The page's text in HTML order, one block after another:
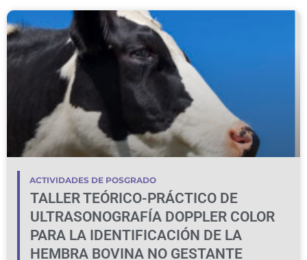
ACTIVIDADES DE POSGRADO
TALLER TEÓRICO-PRÁCTICO DE
ULTRASONOGRAFÍA DOPPLER COLOR
PARA LA IDENTIFICACIÓN DE LA
HEMBRA BOVINA NO GESTANTE